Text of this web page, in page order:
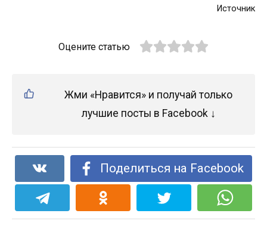
Источник
Оцените статью
Жми «Нравится» и получай только
лучшие посты в Facebook ↓
Поделиться на Facebook